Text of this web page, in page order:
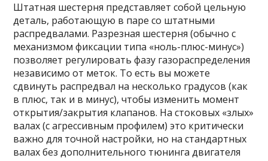
Штатная шестерня представляет собой цельную
деталь, работающую в паре со штатными
распредвалами. Разрезная шестерня (обычно с
механизмом фиксации типа «ноль-плюс-минус»)
позволяет регулировать фазу газораспределения
независимо от меток. То есть вы можете
сдвинуть распредвал на несколько градусов (как
в плюс, так и в минус), чтобы изменить момент
открытия/закрытия клапанов. На стоковых «злых»
валах (с агрессивным профилем) это критически
важно для точной настройки, но на стандартных
валах без дополнительного тюнинга двигателя